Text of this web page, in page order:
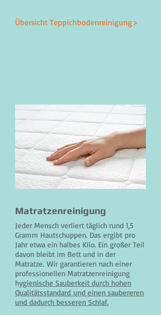
Übersicht Teppichbodenreinigung>
Matratzenreinigung
Jeder Mensch verliert täglich rund 1,5
Gramm Hautschuppen. Das ergibt pro
Jahr etwa ein halbes Kilo. Ein großer Teil
davon bleibt im Bett und in der
Matratze. Wir garantieren nach einer
professionellen Matratzenreinigung
hygienische Sauberkeit durch hohen
Qualitätsstandard und einen saubereren
und dadurch besseren Schlaf.